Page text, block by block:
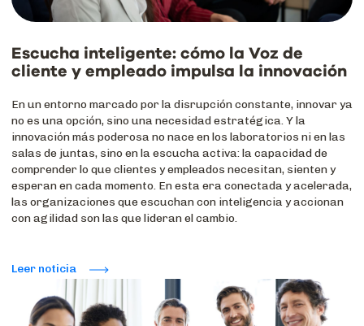
Escucha inteligente: cómo la Voz de
cliente y empleado impulsa la innovación
En un entorno marcado por la disrupción constante, innovar ya
no es una opción, sino una necesidad estratégica. Y la
innovación más poderosa no nace en los laboratorios ni en las
salas de juntas, sino en la escucha activa: la capacidad de
comprender lo que clientes y empleados necesitan, sienten y
esperan en cada momento. En esta era conectada y acelerada,
las organizaciones que escuchan con inteligencia y accionan
con agilidad son las que lideran el cambio.
Leer noticia